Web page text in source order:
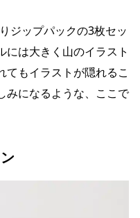
ジップパックの3枚セッ
には大きく山のイラスト
てもイラストが隠れるこ
みになるような、ここで